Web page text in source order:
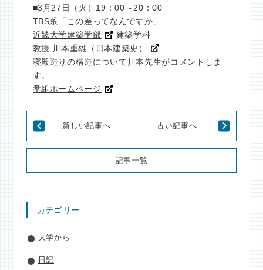
■3月27日（火）19：00～20：00
TBS系「この差ってなんですか」
近畿大学建築学部
建築学科
教授 川本重雄（日本建築史）
寝殿造りの構造について川本先生がコメントしま
す。
番組ホームページ
新しい記事へ
記事一覧
古い記事へ
カテゴリー
大学から
日記